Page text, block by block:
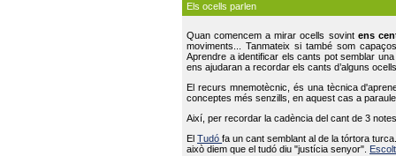
Els ocells parlen
Quan comencem a mirar ocells sovint ens
moviments... Tanmateix si també som
Aprendre a identificar els cants pot semblar
ens ajudaran a recordar els cants d’alguns
El recurs mnemotècnic, és una tècnica
conceptes més senzills, en aquest cas a
Així, per recordar la cadència del cant de 3
ElTudófa un cant semblant al de la tórtora
això diem que el tudó diu "justícia senyor".